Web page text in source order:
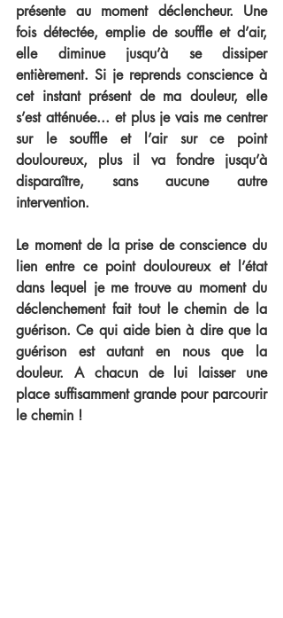
présente au moment déclencheur. Une
fois détectée, emplie de souffle et d’air,
elle diminue jusqu’à se dissiper
entièrement. Si je reprends conscience à
cet instant présent de ma douleur, elle
s’est atténuée... et plus je vais me centrer
sur le souffle et l’air sur ce point
douloureux, plus il va fondre jusqu’à
disparaître, sans aucune autre
intervention.
Le moment de la prise de conscience du
lien entre ce point douloureux et l’état
dans lequel je me trouve au moment du
déclenchement fait tout le chemin de la
guérison. Ce qui aide bien à dire que la
guérison est autant en nous que la
douleur. A chacun de lui laisser une
place suffisamment grande pour parcourir
le chemin !